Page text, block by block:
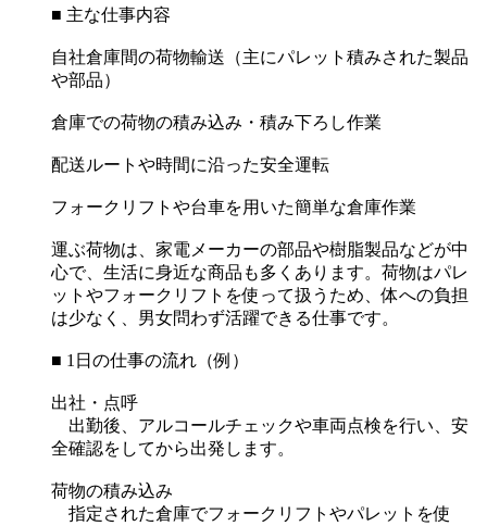
■ 主な仕事内容
自社倉庫間の荷物輸送（主にパレット積みされた製品
や部品）
倉庫での荷物の積み込み・積み下ろし作業
配送ルートや時間に沿った安全運転
フォークリフトや台車を用いた簡単な倉庫作業
運ぶ荷物は、家電メーカーの部品や樹脂製品などが中
心で、生活に身近な商品も多くあります。荷物はパレ
ットやフォークリフトを使って扱うため、体への負担
は少なく、男女問わず活躍できる仕事です。
■ 1日の仕事の流れ（例）
出社・点呼
出勤後、アルコールチェックや車両点検を行い、安
全確認をしてから出発します。
荷物の積み込み
指定された倉庫でフォークリフトやパレットを使